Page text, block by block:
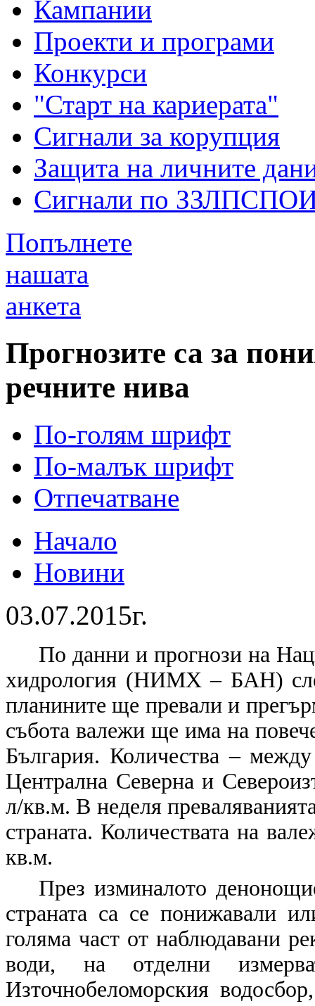
Кампании
Проекти и програми
Конкурси
"Старт на кариерата"
Сигнали за корупция
Защита на личните
Сигнали по
Попълнете
нашата
анкета
Прогнозите са за
речните нива
По-голям шрифт
По-малък шрифт
Отпечатване
Начало
Новини
03.07.2015г.
По данни и прогнози на
хидрология (НИМХ – БАН)
планините ще превали и
събота валежи ще има на
България. Количества –
Централна Северна и
л/кв.м. В неделя
страната. Количествата на
кв.м.
През изминалото
страната са се понижавали
голяма част от наблюдавани
води, на отделни
Източнобеломорския